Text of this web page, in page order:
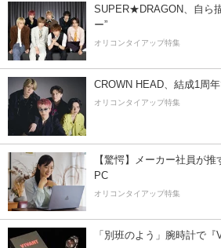
SUPER★DRAGON、自ら
ー”
オリコンタイアップ特集
CROWN HEAD、結成1周
オリコンタイアップ特集
【驚愕】メーカー社員が
PC
オリコンタイアップ特集
「別班のよう」腕時計で